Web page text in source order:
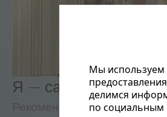
Я — сам | Лесные
РекомендуемыеГолос
Мы используем
делимся
по социальным